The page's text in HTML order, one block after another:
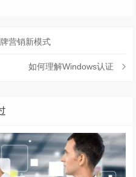
营销新模式
如何理解Windows认证